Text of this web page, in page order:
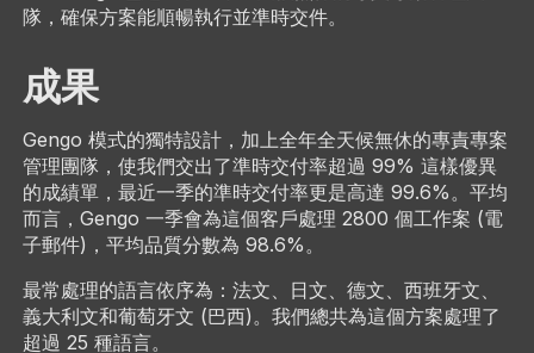
隊，確保方案能順暢執行並準時交件。
成果
Gengo 模式的獨特設計，加上全年全天候無休的專責專案
管理團隊，使我們交出了準時交付率超過 99% 這樣優異
的成績單，最近一季的準時交付率更是高達 99.6%。平均
而言，Gengo 一季會為這個客戶處理 2800 個工作案 (電
子郵件)，平均品質分數為 98.6%。
最常處理的語言依序為：法文、日文、德文、西班牙文、
義大利文和葡萄牙文 (巴西)。我們總共為這個方案處理了
超過 25 種語言。